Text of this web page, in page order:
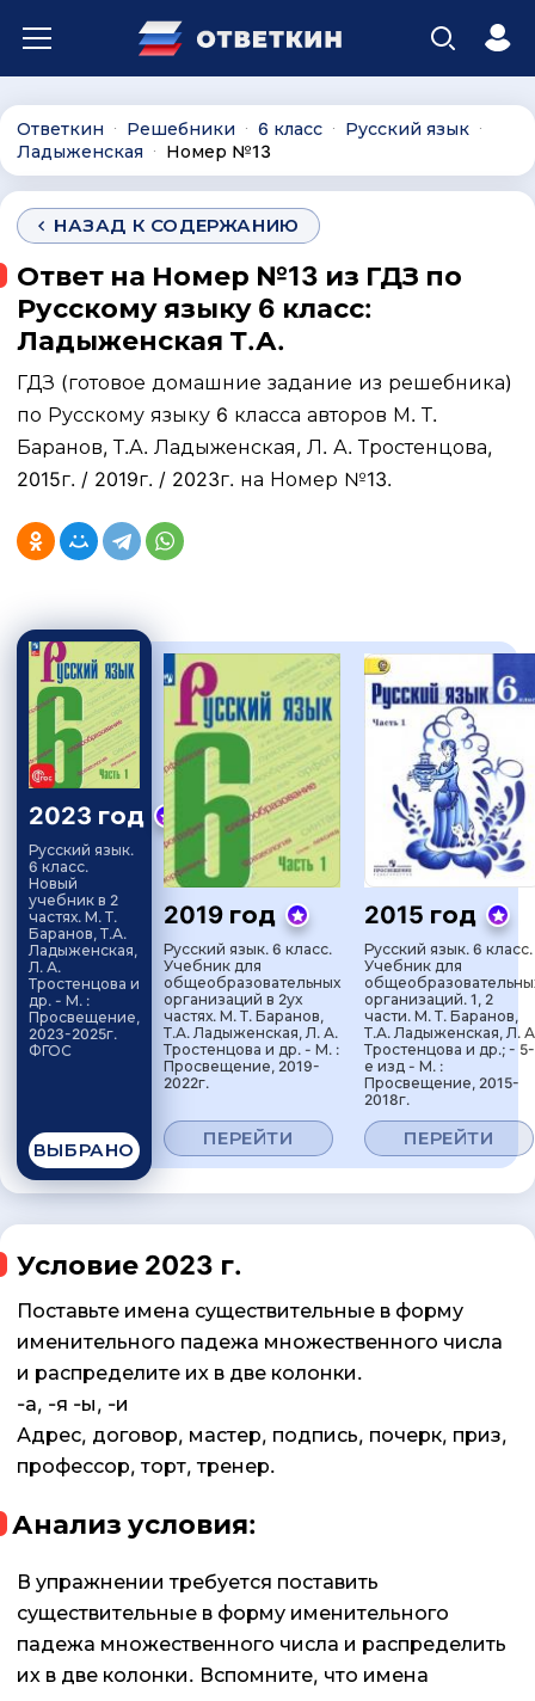
Ответкин ∙ Решебники ∙ 6 класс ∙ Русский язык ∙
Ладыженская ∙ Номер №13
НАЗАД К СОДЕРЖАНИЮ
Ответ на Номер №13 из ГДЗ по
Русскому языку 6 класс:
Ладыженская Т.А.
ГДЗ (готовое домашние задание из решебника)
по Русскому языку 6 класса авторов М. Т.
Баранов, Т.А. Ладыженская, Л. А. Тростенцова,
2015г. / 2019г. / 2023г. на Номер №13.
2023 год
Русский язык.
6 класс.
Новый
учебник в 2
частях. М. Т.
Баранов, Т.А.
Ладыженская,
Л. А.
Тростенцова и
др. - М. :
Просвещение,
2023-2025г.
ФГОС
ВЫБРАНО
2019 год
Русский язык. 6 класс.
Учебник для
общеобразовательных
организаций в 2ух
частях. М. Т. Баранов,
Т.А. Ладыженская, Л. А.
Тростенцова и др. - М. :
Просвещение, 2019-
2022г.
ПЕРЕЙТИ
2015 год
Русский язык. 6 класс.
Учебник для
организаций. 1, 2
части. М. Т. Баранов,
Т.А. Ладыженская, Л.
Тростенцова и др.; - 5-
е изд - М. :
Просвещение, 2015-
2018г.
ПЕРЕЙТИ
Условие 2023 г.
Поставьте имена существительные в форму
именительного падежа множественного числа
и распределите их в две колонки.
-а, -я -ы, -и
Адрес, договор, мастер, подпись, почерк, приз,
профессор, торт, тренер.
Анализ условия:
В упражнении требуется поставить
существительные в форму именительного
падежа множественного числа и распределить
их в две колонки. Вспомните, что имена